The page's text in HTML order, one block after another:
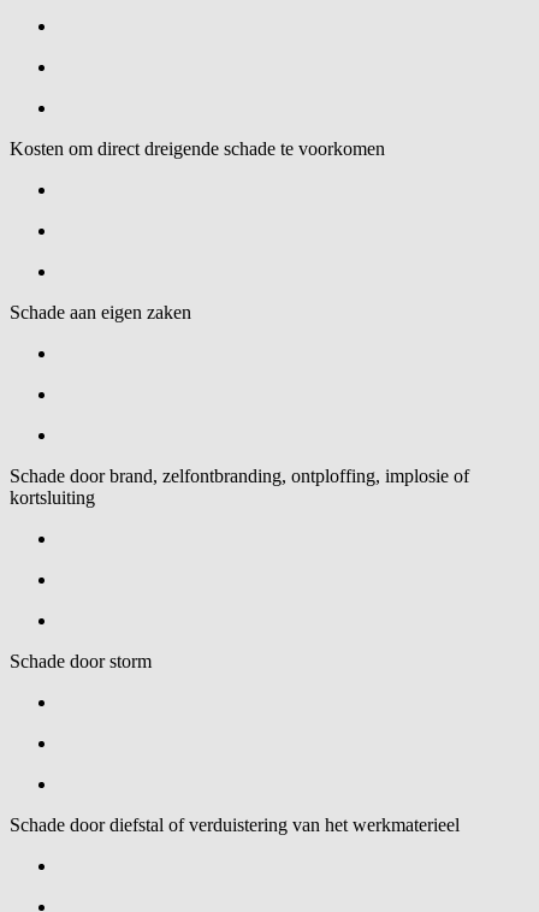
Kosten om direct dreigende schade te voorkomen
Schade aan eigen zaken
Schade door brand, zelfontbranding, ontploffing, implosie of
kortsluiting
Schade door storm
Schade door diefstal of verduistering van het werkmaterieel